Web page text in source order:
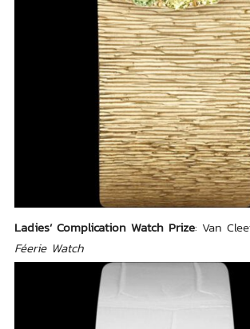
Ladies’ Complication Watch Prize: Van
Féerie Watch